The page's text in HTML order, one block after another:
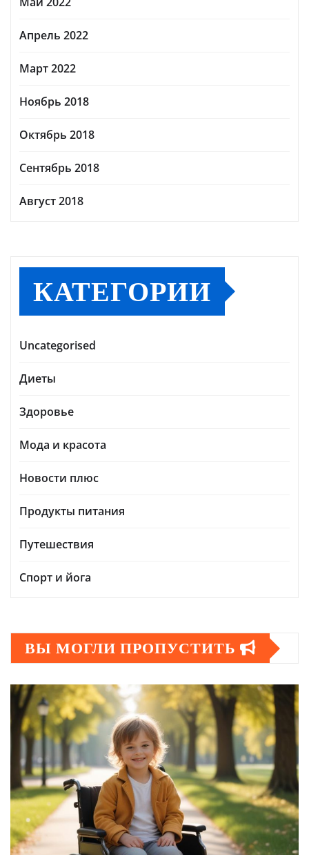
Апрель 2022
Март 2022
Ноябрь 2018
Октябрь 2018
Сентябрь 2018
Август 2018
КАТЕГОРИИ
Uncategorised
Диеты
Здоровье
Мода и красота
Новости плюс
Продукты питания
Путешествия
Спорт и йога
ВЫ МОГЛИ ПРОПУСТИТЬ